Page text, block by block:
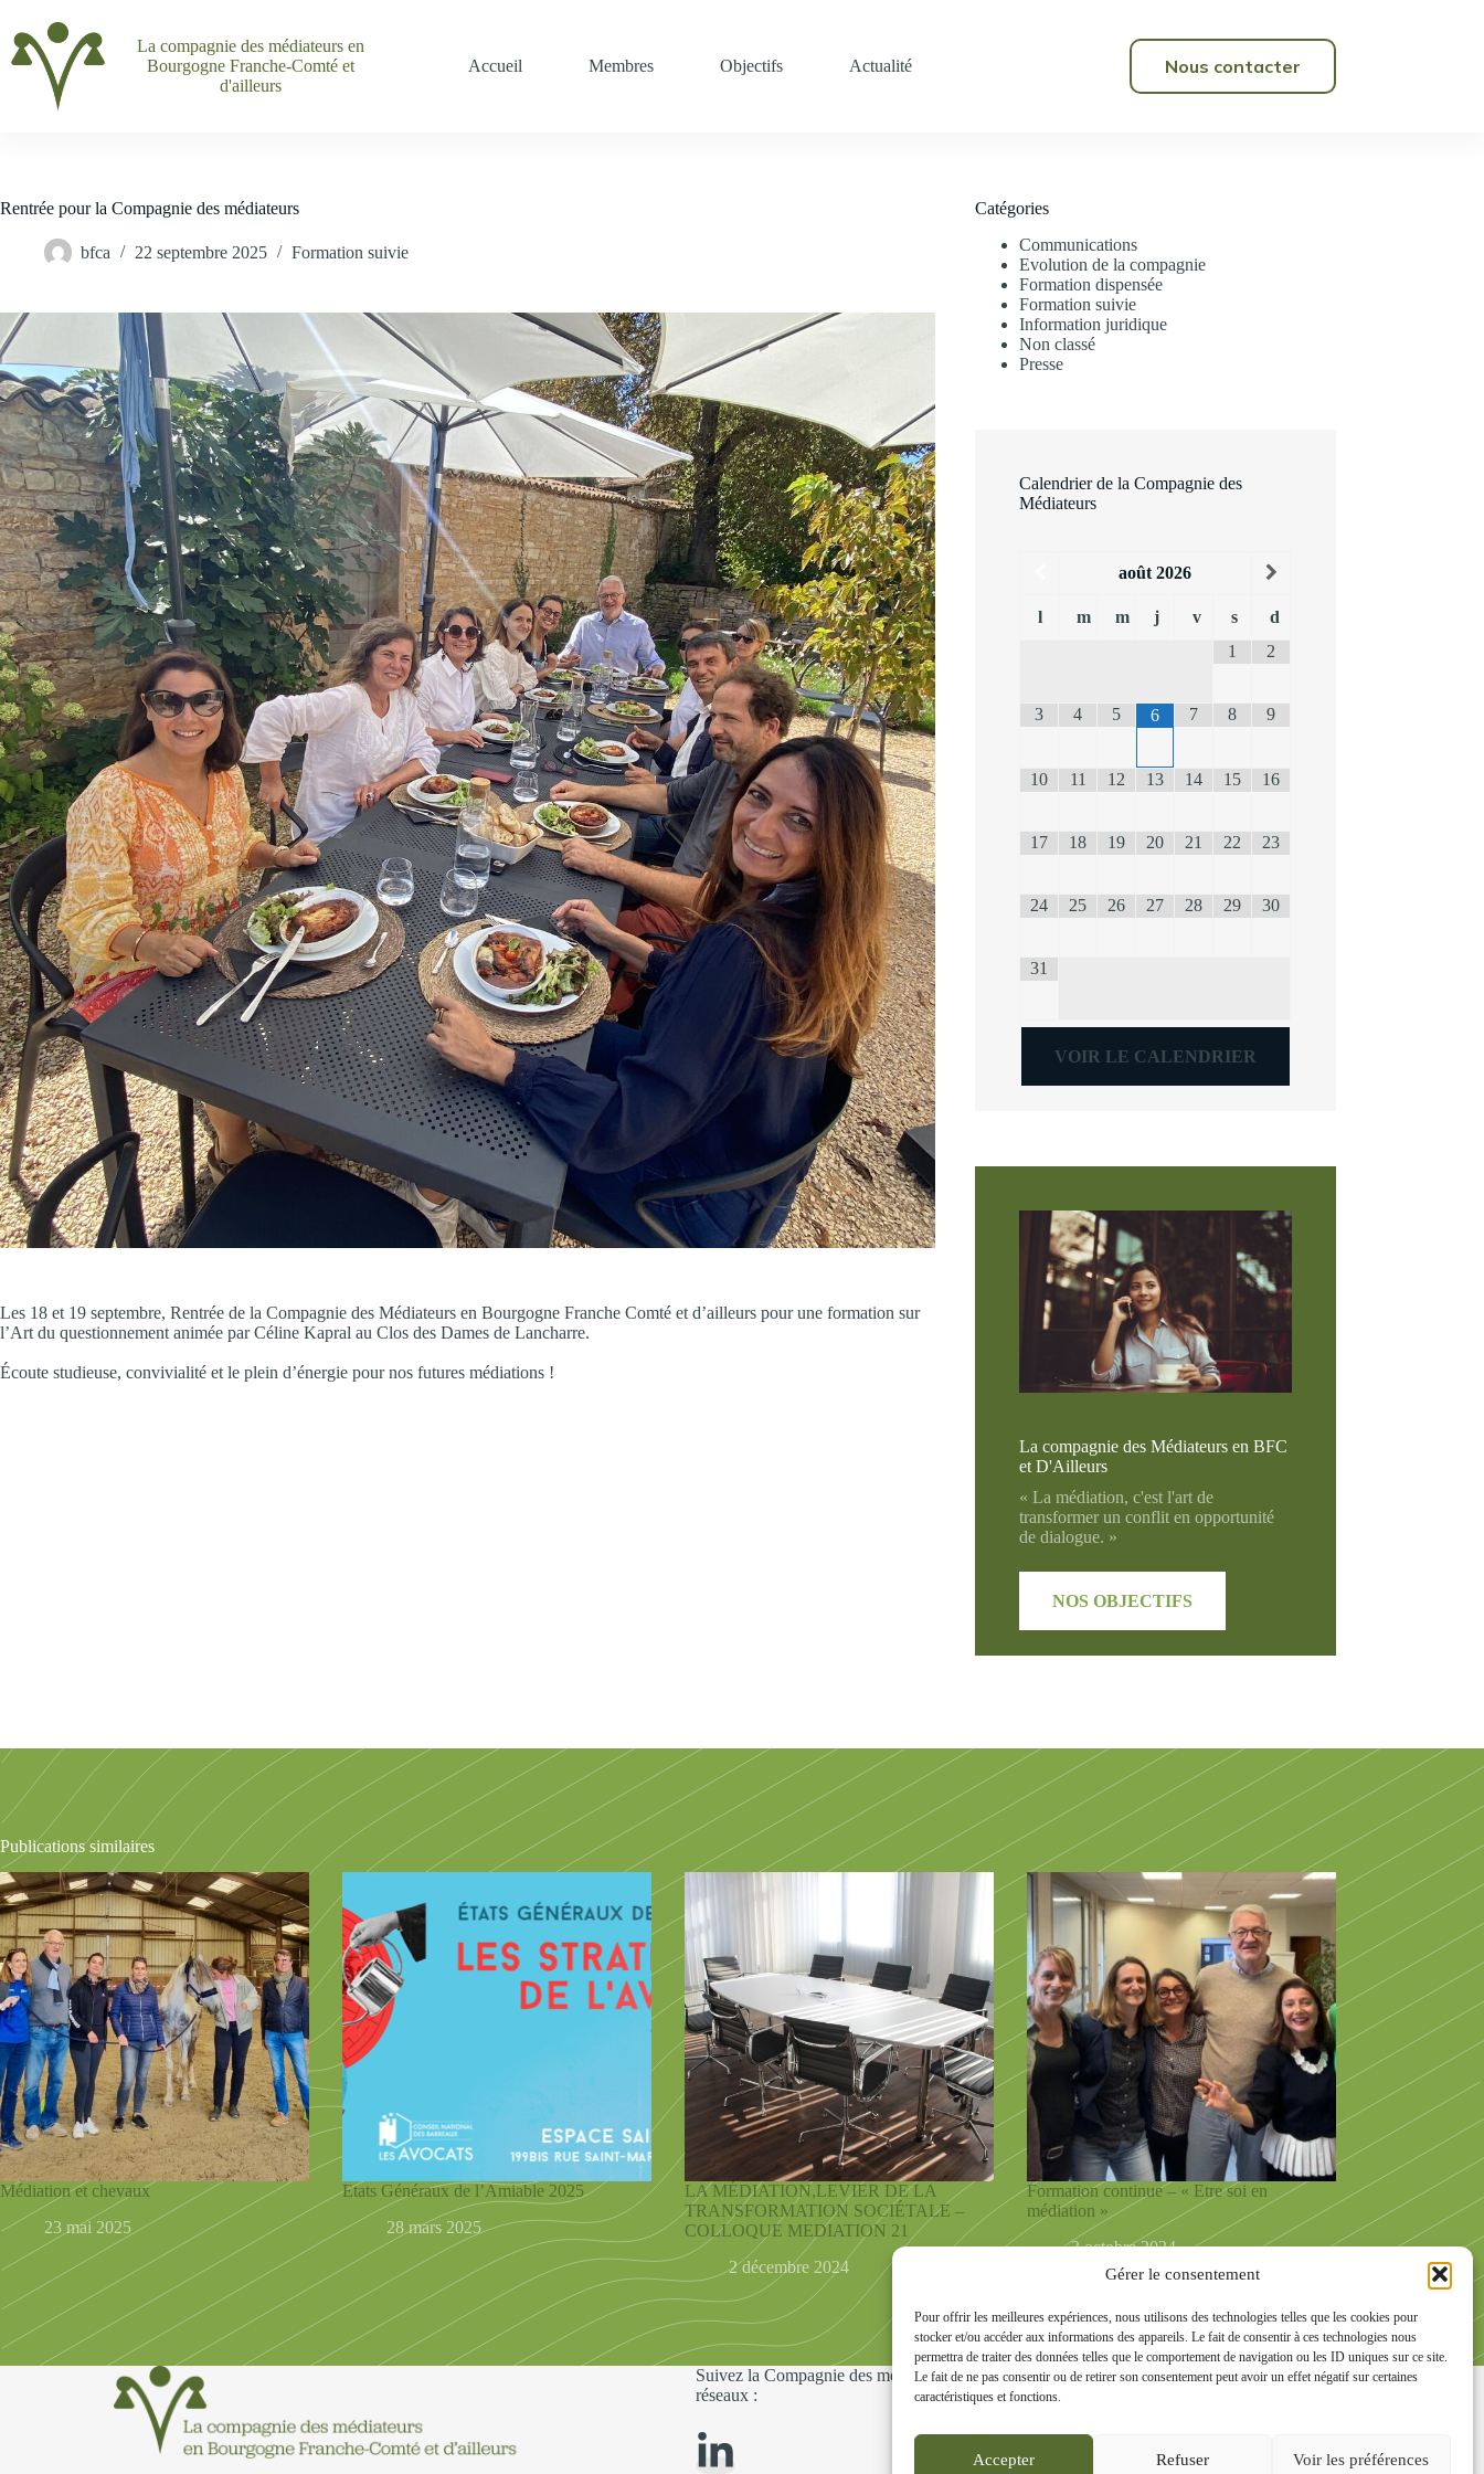
Gérer le consentement
Pour offrir les meilleures expériences, nous utilisons des technologies telles que les cookies pour
stocker et/ou accéder aux informations des appareils. Le fait de consentir à ces technologies nous
permettra de traiter des données telles que le comportement de navigation ou les ID uniques sur ce site.
Le fait de ne pas consentir ou de retirer son consentement peut avoir un effet négatif sur certaines
caractéristiques et fonctions.
Accepter Refuser Voir les préférences
contenu
La compagnie des médiateurs en
Bourgogne Franche-Comté et
d'ailleurs
Accueil Membres Objectifs Actualité Nous contacter
Rentrée pour la Compagnie des médiateurs
bfca 22 septembre 2025 Formation suivie
Les 18 et 19 septembre, Rentrée de la Compagnie des Médiateurs en Bourgogne Franche Comté et d’ailleurs pour une formation sur
l’Art du questionnement animée par Céline Kapral au Clos des Dames de Lancharre.
Écoute studieuse, convivialité et le plein d’énergie pour nos futures médiations !
Catégories
Communications
Evolution de la compagnie
Formation dispensée
Formation suivie
Information juridique
Non classé
Presse
Calendrier de la Compagnie des
Médiateurs
août 2026
l m m j v s
d
1
2
3 4 5 6 7 8 9
10 11 12 13 14 15 16
17 18 19 20 21 22 23
24 25 26 27 28 29 30
31
VOIR LE CALENDRIER
La compagnie des Médiateurs en BFC
et D'Ailleurs
« La médiation, c'est l'art de
transformer un conflit en opportunité
de dialogue. »
NOS OBJECTIFS
Publications similaires
Médiation et chevaux
23 mai 2025
Etats Généraux de l’Amiable 2025
28 mars 2025
LA MÉDIATION,LEVIER DE LA
TRANSFORMATION SOCIÉTALE –
COLLOQUE MEDIATION 21
2 décembre 2024
Formation continue – « Etre soi en
médiation »
3 octobre 2024
Suivez la Compagnie des médiateurs en Bourgogne Franche-Comté et d'ailleurs sur les
réseaux :